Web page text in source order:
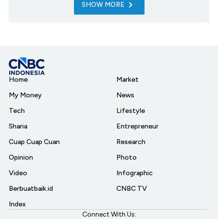
SHOW MORE
Home
My Money
Tech
Sharia
Cuap Cuap Cuan
Opinion
Video
Berbuatbaik.id
Index
Market
News
Lifestyle
Entrepreneur
Research
Photo
Infographic
CNBC TV
Connect With Us: